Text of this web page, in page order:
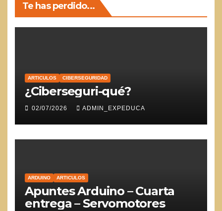
Te has perdido...
ARTICULOS CIBERSEGURIDAD
¿Ciberseguri-qué?
02/07/2026 ADMIN_EXPEDUCA
ARDUINO ARTICULOS
Apuntes Arduino – Cuarta
entrega – Servomotores